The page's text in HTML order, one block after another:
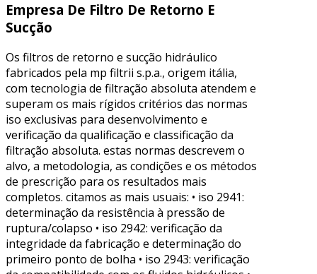
Empresa De Filtro De Retorno E
Sucção
Os filtros de retorno e sucção hidráulico
fabricados pela mp filtrii s.p.a., origem itália,
com tecnologia de filtração absoluta atendem e
superam os mais rígidos critérios das normas
iso exclusivas para desenvolvimento e
verificação da qualificação e classificação da
filtração absoluta. estas normas descrevem o
alvo, a metodologia, as condições e os métodos
de prescrição para os resultados mais
completos. citamos as mais usuais: • iso 2941:
determinação da resistência à pressão de
ruptura/colapso • iso 2942: verificação da
integridade da fabricação e determinação do
primeiro ponto de bolha • iso 2943: verificação